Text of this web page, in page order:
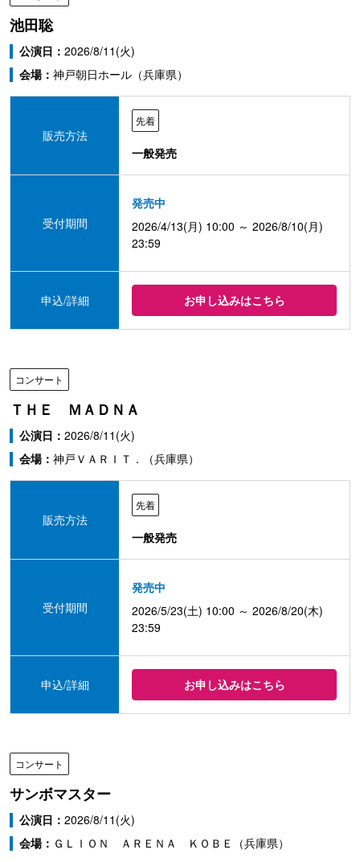
池田聡
公演日： 2026/8/11(火)
会場： 神戸朝日ホール（兵庫県）
販売方法
先着
一般発売
受付期間
発売中
2026/4/13(月) 10:00 ～ 2026/8/10(月)
23:59
申込/詳細 お申し込みはこちら
コンサート
ＴＨＥ ＭＡＤＮＡ
公演日： 2026/8/11(火)
会場： 神戸ＶＡＲＩＴ．（兵庫県）
販売方法
先着
一般発売
受付期間
発売中
2026/5/23(土) 10:00 ～ 2026/8/20(木)
23:59
申込/詳細 お申し込みはこちら
コンサート
サンボマスター
公演日： 2026/8/11(火)
会場： ＧＬＩＯＮ ＡＲＥＮＡ ＫＯＢＥ（兵庫県）